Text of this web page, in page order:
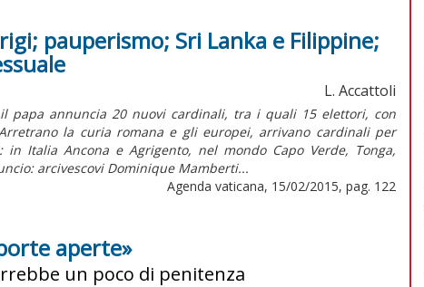
pauperismo; Sri Lanka e Filippine;
L. Accattoli
papa annuncia 20 nuovi cardinali, tra i quali 15 elettori, con
la curia romana e gli europei, arrivano cardinali per
Italia Ancona e Agrigento, nel mondo Capo Verde, Tonga,
arcivescovi Dominique Mamberti...
Agenda vaticana, 15/02/2015, pag. 122
aperte»
un poco di penitenza